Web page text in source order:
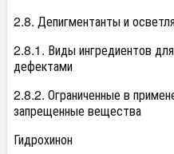
2.8. Депигментанты и
2.8.1. Виды ингредиентов
дефектами
2.8.2. Ограниченные в
запрещенные вещества
Гидрохинон